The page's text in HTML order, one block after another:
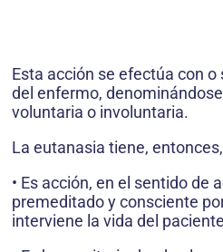
Esta acción se efectúa con
del enfermo,
voluntaria o involuntaria.
La eutanasia tiene,
• Es acción, en el sentido de
premeditado y consciente
interviene la vida del paciente